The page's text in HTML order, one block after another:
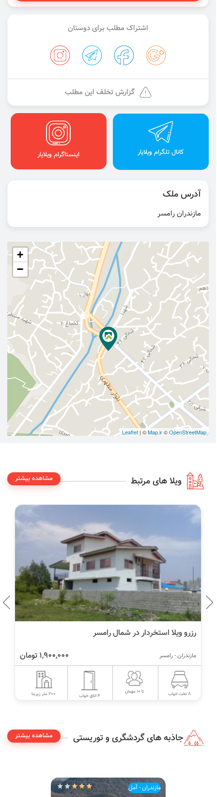
اشتراک مطلب برای دوستان
گزارش تخلف این مطلب
کانال تلگرام ویلایار اینستاگرام ویلایار
آدرس ملک
مازندران رامسر
+
−
Leaflet| ©Map.ir©OpenStreetMap
ویلا های مرتبط مشاهده بیشتر
رزرو ویلا استخردار در شمال رامسر
1,900,000 تومان مازندران - رامسر
8 تخت خواب تا 10 مهمان
4 اتاق خواب 200 متر زیربنا
جاذبه های گردشگری و توریستی مشاهده بیشتر
مازندران - آمل